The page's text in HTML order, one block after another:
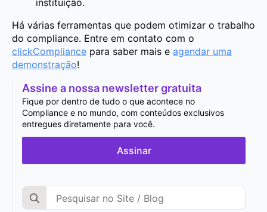
Há várias ferramentas que podem otimizar o trabalho
do compliance. Entre em contato com o
clickCompliance para saber mais e agendar uma
demonstração!
Assine a nossa newsletter gratuita
Fique por dentro de tudo o que acontece no
Compliance e no mundo, com conteúdos exclusivos
entregues diretamente para você.
Assinar
Search
for: